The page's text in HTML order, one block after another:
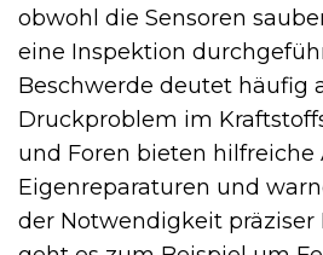
obwohl die Sensoren
eine Inspektion
Beschwerde deutet häufig
Druckproblem im
und Foren bieten
Eigenreparaturen und
der Notwendigkeit präziser